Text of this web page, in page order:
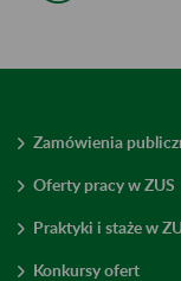
Zamówienia
Oferty pracy w ZUS
Praktyki i staże w
Konkursy ofert